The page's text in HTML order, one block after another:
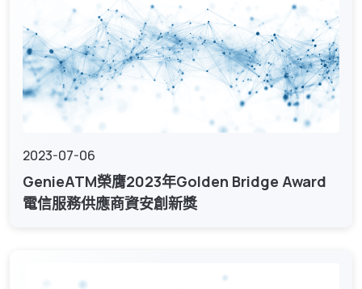
2023-07-06
GenieATM榮膺2023年Golden Bridge Award
電信服務供應商資安創新獎